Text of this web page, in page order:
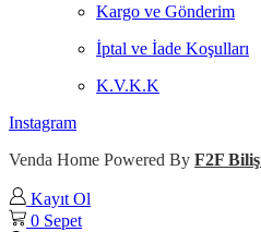
Kargo ve Gönderim
İptal ve İade Koşulları
K.V.K.K
Instagram
Venda Home Powered By F2F
Kayıt Ol
0 Sepet